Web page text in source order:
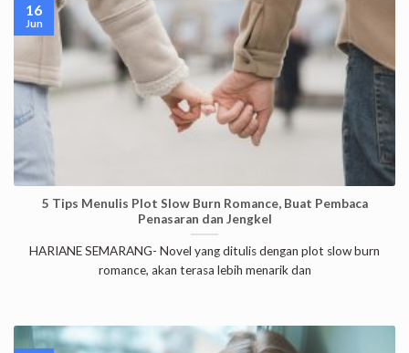
5 Tips Menulis Plot Slow Burn Romance, Buat Pembaca
Penasaran dan Jengkel
HARIANE SEMARANG- Novel yang ditulis dengan plot slow burn
romance, akan terasa lebih menarik dan
16
Jun